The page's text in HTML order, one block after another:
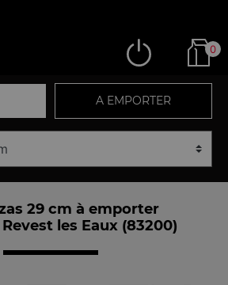
0
A EMPORTER
29 cm à emporter
les Eaux (83200)